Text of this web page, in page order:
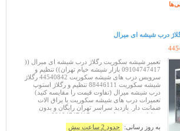
درب شیشه ای میرال
تعمیر شیشه سکوریت رگلاژ درب شیشه ای میرال ((
09104747417 بازار شیشه خیام تهران)) تنظیم و
سرویس درب های شیشه سکوریت 44540842 رگلاژ
شیشه سکوریت 88446111 تنظیم و رگلاژ استوپ
درب شیشه میرال (تفاوت قیمت را مقایسه کنید)
تعمیرات درب های شیشه سکوریت با یراق الات
ضمانت دار. بازدید سراسر تهران رایگان و بدون
تعطیلی. شماره های تماس 09104747417
09365384010 88446111 44540842
به روز رسانی: حدود 2 ساعت پیش